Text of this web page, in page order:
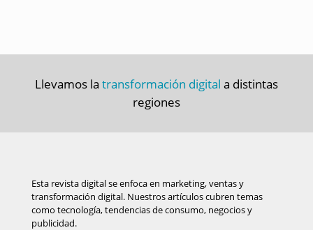
Llevamos la transformación digital a distintas
regiones
Esta revista digital se enfoca en marketing, ventas y
transformación digital. Nuestros artículos cubren temas
como tecnología, tendencias de consumo, negocios y
publicidad.